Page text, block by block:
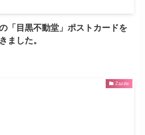
「目黒不動堂」ポストカードを
ました。
Zazzle